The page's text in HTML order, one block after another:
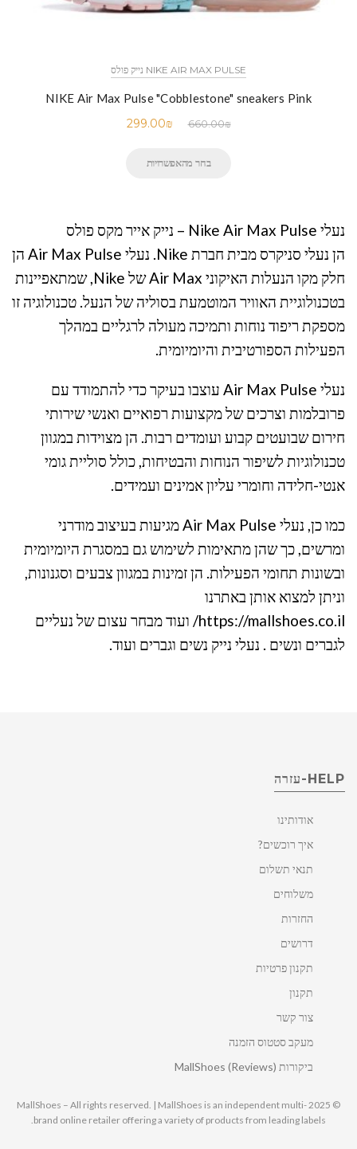
NIKE AIR MAX PULSE נייק פולס
NIKE Air Max Pulse "Cobblestone" sneakers Pink
660.00₪
299.00₪
בחר מהאפשרויות
נעלי Nike Air Max Pulse – נייק אייר מקס פולס
הן נעלי סניקרס מבית חברת Nike. נעלי Air Max Pulse הן
חלק מקו הנעלות האיקוני Air Max של Nike, שמתאפיינות
בטכנולוגיית האוויר המוטמעת בסוליה של הנעל. טכנולוגיה זו
מספקת ריפוד נוחות ותמיכה מעולה לרגליים במהלך
הפעילות הספורטיבית והיומיומית.
נעלי Air Max Pulse עוצבו בעיקר כדי להתמודד עם
פרובלמות וצרכים של מקצועות רפואיים ואנשי שירותי
חירום שבועטים קבוע ועומדים רבות. הן מצוידות במגוון
טכנולוגיות לשיפור הנוחות והבטיחות, כולל סוליית גומי
אנטי-חלידה וחומרי עליון אמינים ועמידים.
כמו כן, נעלי Air Max Pulse מגיעות בעיצוב מודרני
ומרשים, כך שהן מתאימות לשימוש גם במסגרת היומיומית
ובשונות תחומי הפעילות. הן זמינות במגוון צבעים וסגנונות,
וניתן למצוא אותן באתרנו
https://mallshoes.co.il/ ועוד מבחר עצום של נעליים
לגברים ונשים . נעלי נייק נשים וגברים ועוד.
HELP-עזרה
אודותינו
איך רוכשים?
תנאי תשלום
משלוחים
החזרות
דרושים
תקנון פרטיות
תקנון
צור קשר
מעקב סטטוס הזמנה
ביקורות MallShoes (Reviews)
© 2025 MallShoes – All rights reserved. | MallShoes is an independent multi-
brand online retailer offering a variety of products from leading labels.